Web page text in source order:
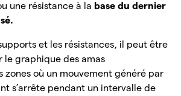
une résistance à la base du dernier
et les résistances, il peut être
le graphique des amas
zones où un mouvement généré par
s’arrête pendant un intervalle de